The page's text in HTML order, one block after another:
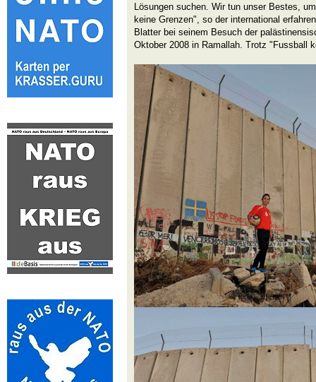
Lösungen suchen. Wir tun unser Bestes,
keine Grenzen", so der international
Blatter bei seinem Besuch der
Oktober 2008 in Ramallah. Trotz "Fussball